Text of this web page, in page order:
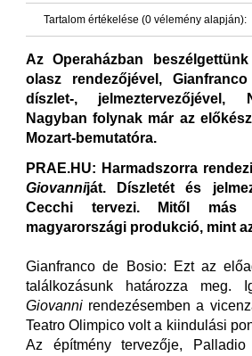
Tartalom értékelése (0 vélemény alapján):
Az Operaházban
olasz rendezőjével,
díszlet-, jelmeztervezőjével,
Nagyban folynak már az
Mozart-bemutatóra.
PRAE.HU: Harmadszorra
Giovanniját. Díszletét és
Cecchi tervezi. Mitől
magyarországi produkció, mint
Gianfranco de Bosio: Ezt az
találkozásunk határozza meg.
Giovanni rendezésemben a
Teatro Olimpico volt a kiindulási
Az építmény tervezője,